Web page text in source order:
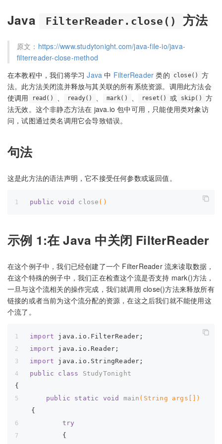
Java FilterReader.close() 方法
原文： https://www.studytonight.com/java-file-io/java-
filterreader-close-method
在本教程中，我们将学习Java 中 FilterReader 类的 close()
方
法。此方法关闭流并释放与其关联的所有系统资源。调用此方法会
使调用
read() ready() mark() reset() 或 skip()
方
法无效。这个非静态方法在 java.io 包中可用，只能使用类对象访
问，试图通过类名调用它会导致错误。
句法
这是此方法的语法声明，它不接受任何参数或返回值。
public void close ()
示例 1:在 Java 中关闭 FilterReader
在这个例子中，我们已经创建了一个 FilterReader 流来读取数据，
在这个特殊的例子中，我们正在检查这个流是否支持 mark()方法，
一旦与这个流相关的操作完成，我们就调用 close()方法来释放所有
链接的或者当前为这个流分配的资源，在这之后我们就不能使用这
个流了。
import java.io.FilterReader;
import java.io.Reader;
import java.io.StringReader;
public
class
StudyTonight
{
public
static void main (String args[])
{
try
        {